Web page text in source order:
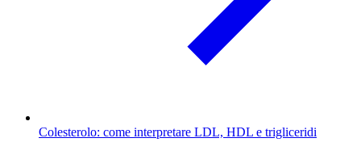
Colesterolo: come interpretare LDL, HDL e trigliceridi